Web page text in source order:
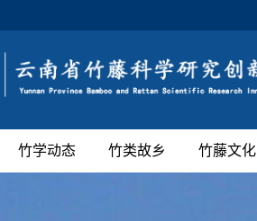
竹学动态 竹类故乡 竹藤文化